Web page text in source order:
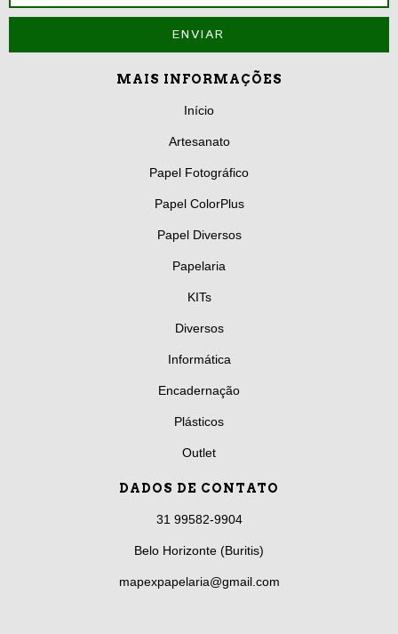
MAIS INFORMAÇÕES
Início
Artesanato
Papel Fotográfico
Papel ColorPlus
Papel Diversos
Papelaria
KITs
Diversos
Informática
Encadernação
Plásticos
Outlet
DADOS DE CONTATO
31 99582-9904
Belo Horizonte (Buritis)
mapexpapelaria@gmail.com